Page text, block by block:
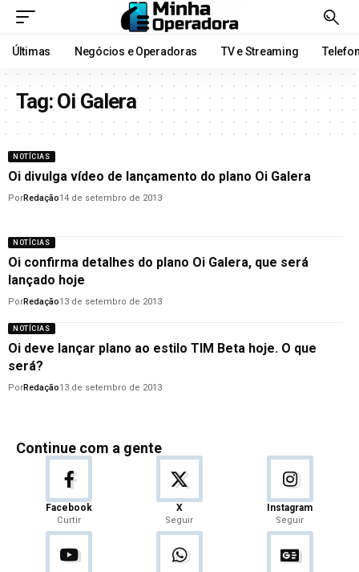
Últimas Negócios e Operadoras TV e Streaming
Tag:Oi Galera
NOTÍCIAS
Oi divulga vídeo de lançamento do plano Oi Galera
PorRedação14 de setembro de 2013
NOTÍCIAS
Oi confirma detalhes do plano Oi Galera, que será
lançado hoje
PorRedação13 de setembro de 2013
NOTÍCIAS
Oi deve lançar plano ao estilo TIM Beta hoje. O que
será?
PorRedação13 de setembro de 2013
Continue com a gente
Facebook
Curtir
X
Seguir
Instagram
Seguir